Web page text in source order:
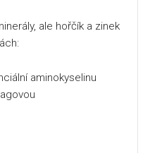
ale hořčík a zinek
aminokyselinu